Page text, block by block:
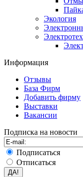
Экология
Информация
Отзывы
База Фирм
Добавить фирму
Выставки
Вакансии
Подписка на новости
Подписаться
Отписаться